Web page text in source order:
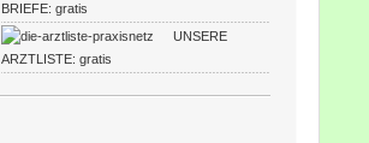
BRIEFE: gratis
UNSERE
ARZTLISTE: gratis